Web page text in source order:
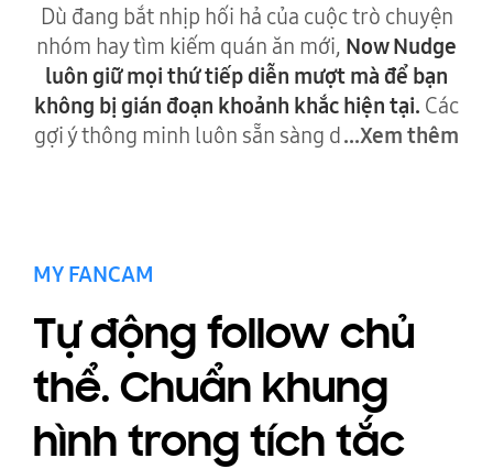
Dù đang bắt nhịp hối hả của cuộc trò chuyện
nhóm hay tìm kiếm quán ăn mới, Now Nudge
luôn giữ mọi thứ tiếp diễn mượt mà để bạn
không bị gián đoạn khoảnh khắc hiện tại. Các
gợi ý thông minh luôn sẵn sàng d...Xem thêm
MY FANCAM
Tự động follow chủ
thể. Chuẩn khung
hình trong tích tắc